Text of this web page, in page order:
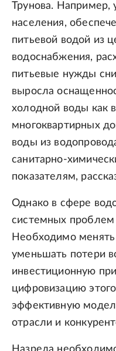
Трунова. Например,
населения,
питьевой водой из
водоснабжения,
питьевые нужды
выросла
холодной воды как
многоквартирных
воды из
санитарно-
показателям,
Однако в сфере
системных
Необходимо
уменьшать потери
инвестиционную
цифровизацию
эффективную
отрасли и